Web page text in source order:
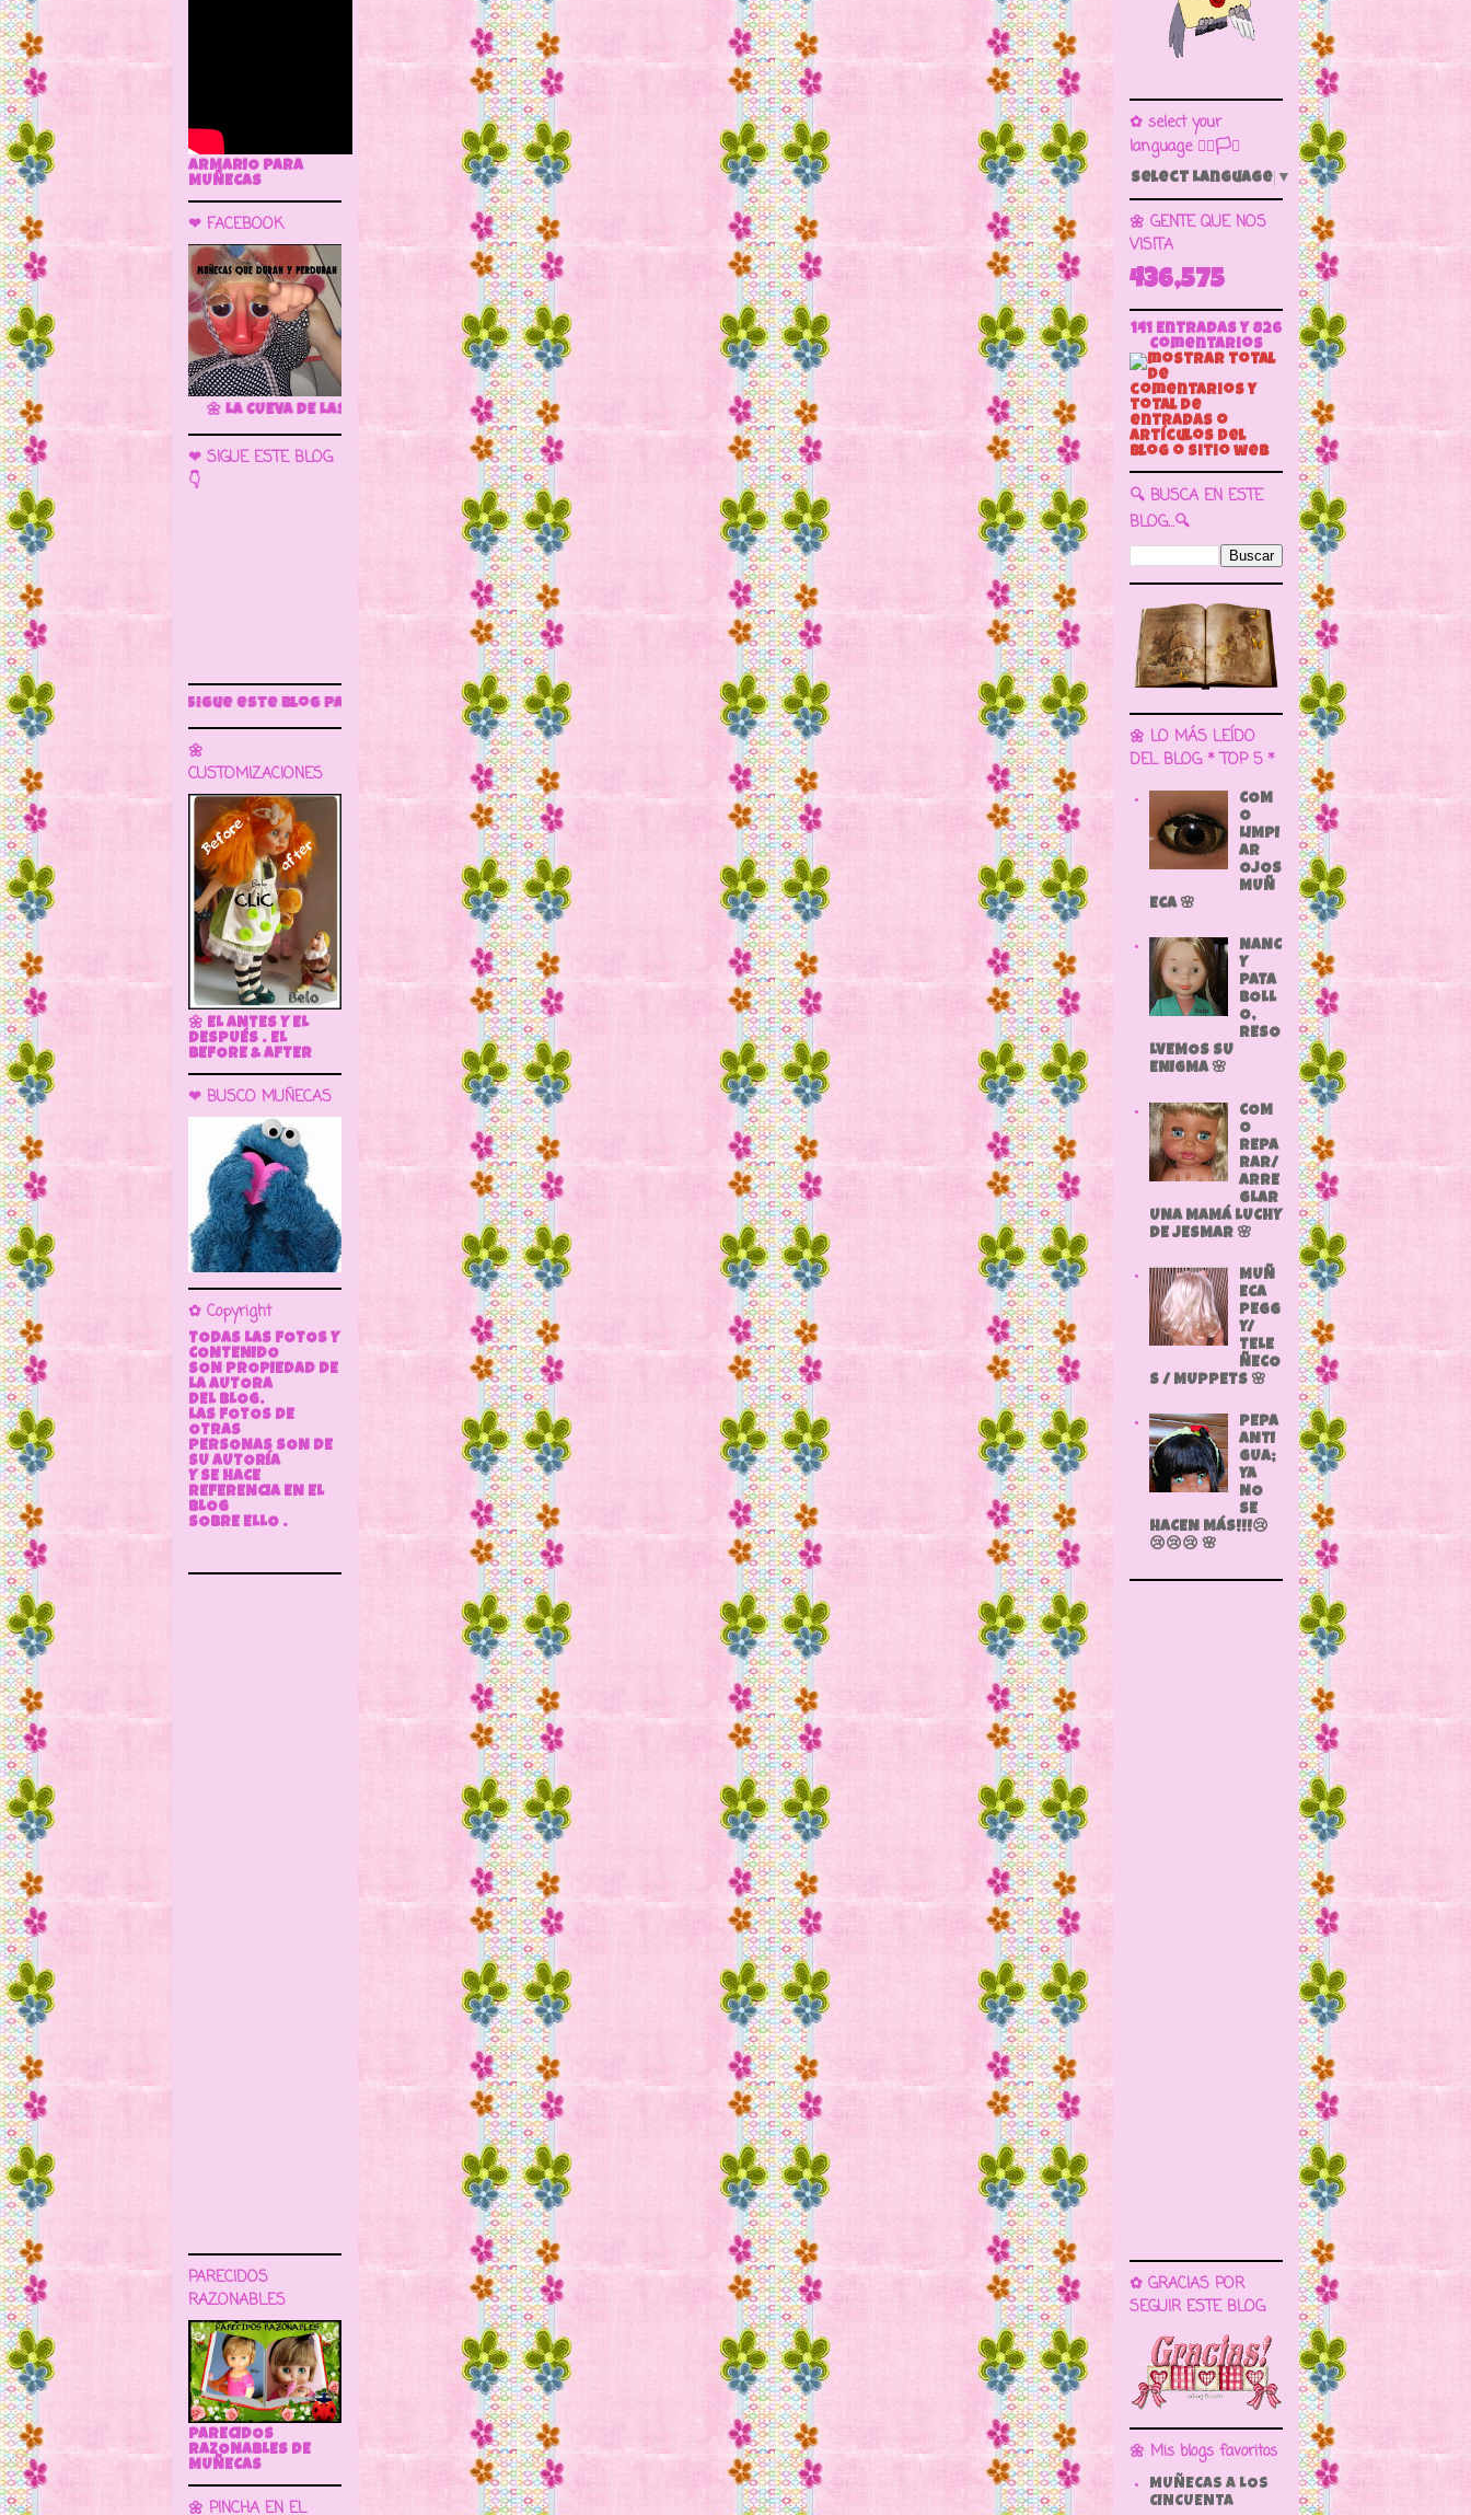
ARMARIO PARA
MUÑECAS
❤ FACEBOOK
🌼 LA CUEVA DE LAS MUÑECAS
❤ SIGUE ESTE BLOG
👇
Sigue este blog para más información
🌼
CUSTOMIZACIONES
🌼 EL ANTES Y EL
DESPUÉS . EL
BEFORE & AFTER
❤ BUSCO MUÑECAS
✿ Copyright
TODAS LAS FOTOS Y
CONTENIDO
SON PROPIEDAD DE
LA AUTORA
DEL BLOG.
LAS FOTOS DE
OTRAS
PERSONAS SON DE
SU AUTORÍA
Y SE HACE
REFERENCIA EN EL
BLOG
SOBRE ELLO .
PARECIDOS
RAZONABLES
PARECIDOS
RAZONABLES DE
MUÑECAS
🌼 PINCHA EN EL
✿ select your
language 🏳️‍🌈🏳️🏁
Select Language ▼
🌼 GENTE QUE NOS
VISITA
436,575
141 Entradas y 826
Comentarios
🔍 BUSCA EN ESTE
BLOG...🔍
🌼 LO MÁS LEÍDO
DEL BLOG * TOP 5 *
COM
O
LIMPI
AR
OJOS
MUÑ
ECA 🌸
NANC
Y
PATA
BOLL
O,
RESO
LVEMOS SU
ENIGMA 🌸
COM
O
REPA
RAR/
ARRE
GLAR
UNA MAMÁ LUCHY
DE JESMAR 🌸
MUÑ
ECA
PEGG
Y/
TELE
ÑECO
S / MUPPETS 🌸
PEPA
ANTI
GUA;
YA
NO
SE
HACEN MÁS!!!😢
😢😢😢 🌸
✿ GRACIAS POR
SEGUIR ESTE BLOG
🌼 Mis blogs favoritos
MUÑECAS A LOS
CINCUENTA